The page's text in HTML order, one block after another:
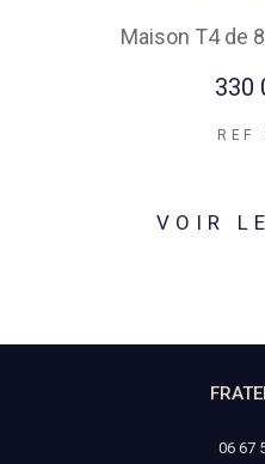
Maison T4 de
330
REF
VOIR
06 67